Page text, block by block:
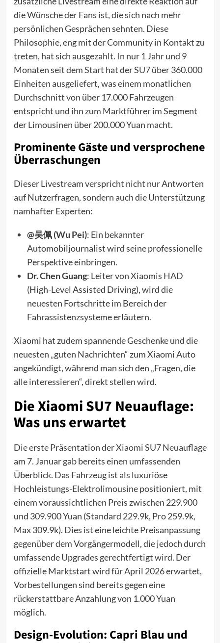
die Wünsche der Fans ist, die sich nach mehr
persönlichen Gesprächen sehnten. Diese
Philosophie, eng mit der Community in Kontakt zu
treten, hat sich ausgezahlt. In nur 1 Jahr und 9
Monaten seit dem Start hat der SU7 über 360.000
Einheiten ausgeliefert, was einem monatlichen
Durchschnitt von über 17.000 Fahrzeugen
entspricht und ihn zum Marktführer im Segment
der Limousinen über 200.000 Yuan macht.
Prominente Gäste und versprochene
Überraschungen
Dieser Livestream verspricht nicht nur Antworten
auf Nutzerfragen, sondern auch die Unterstützung
namhafter Experten:
@吴佩 (Wu Pei): Ein bekannter
Automobiljournalist wird seine professionelle
Perspektive einbringen.
Dr. Chen Guang: Leiter von Xiaomis HAD
(High-Level Assisted Driving), wird die
neuesten Fortschritte im Bereich der
Fahrassistenzsysteme erläutern.
Xiaomi hat zudem spannende Geschenke und die
neuesten „guten Nachrichten“ zum Xiaomi Auto
angekündigt, während man sich den „Fragen, die
alle interessieren“, direkt stellen wird.
Die Xiaomi SU7 Neuauflage:
Was uns erwartet
Die erste Präsentation derXiaomi SU7 Neuauflage
am 7. Januar gab bereits einen umfassenden
Überblick. Das Fahrzeug ist als luxuriöse
Hochleistungs-Elektrolimousine positioniert, mit
einem voraussichtlichen Preis zwischen 229.900
und 309.900 Yuan (Standard 229.9k, Pro 259.9k,
Max 309.9k). Dies ist eine leichte Preisanpassung
gegenüber dem Vorgängermodell, die jedoch durch
umfassende Upgrades gerechtfertigt wird. Der
offizielle Marktstart wird für April 2026 erwartet,
Vorbestellungen sind bereits gegen eine
rückerstattbare Anzahlung von 1.000 Yuan
möglich.
Design-Evolution: Capri Blau und